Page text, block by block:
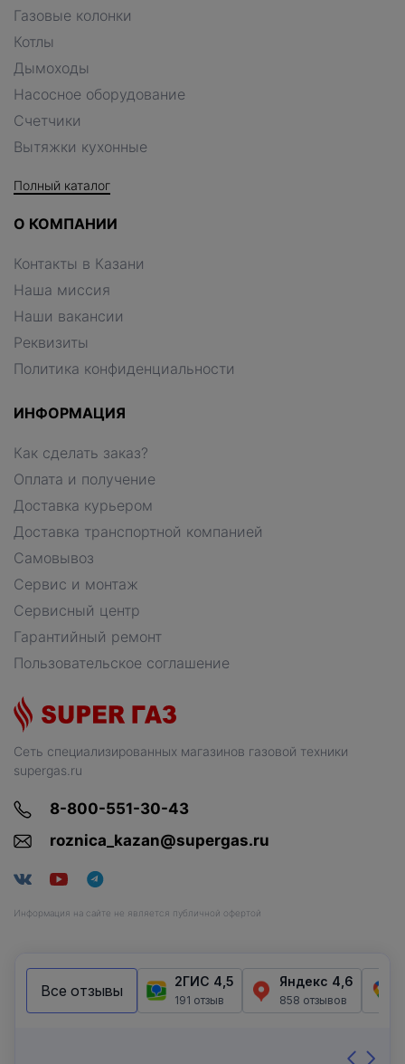
Сеть специализированных магазинов газовой техники
supergas.ru
8-800-551-30-43
roznica_kazan@supergas.ru
Информация на сайте не является публичной офертой
Газовые колонки
Котлы
Дымоходы
Насосное оборудование
Счетчики
Вытяжки кухонные
Полный каталог
О КОМПАНИИ
Контакты в Казани
Наша миссия
Наши вакансии
Реквизиты
Политика конфиденциальности
ИНФОРМАЦИЯ
Как сделать заказ?
Оплата и получение
Доставка курьером
Доставка транспортной компанией
Самовывоз
Сервис и монтаж
Сервисный центр
Гарантийный ремонт
Пользовательское соглашение